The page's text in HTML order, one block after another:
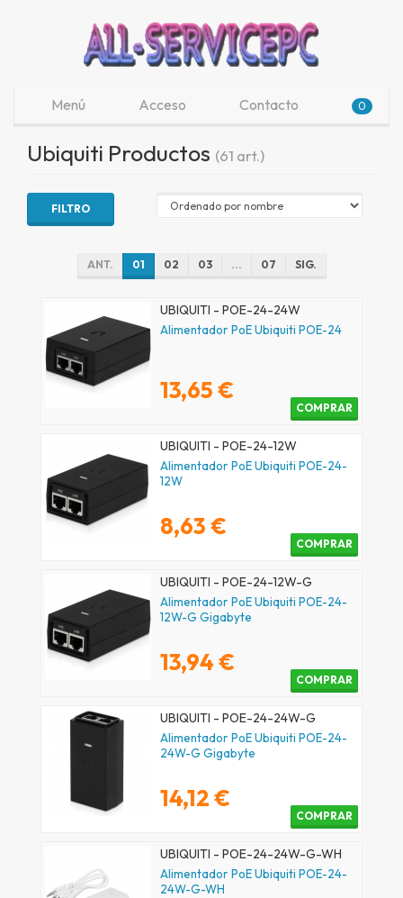
Menú Acceso Contacto 0
Ubiquiti Productos (61 art.)
FILTRO
ANT. 01 02 03 ... 07 SIG.
UBIQUITI - POE-24-24W
Alimentador PoE Ubiquiti POE-24
13,65 €
COMPRAR
UBIQUITI - POE-24-12W
Alimentador PoE Ubiquiti POE-24-
12W
8,63 €
COMPRAR
UBIQUITI - POE-24-12W-G
Alimentador PoE Ubiquiti POE-24-
12W-G Gigabyte
13,94 €
COMPRAR
UBIQUITI - POE-24-24W-G
Alimentador PoE Ubiquiti POE-24-
24W-G Gigabyte
14,12 €
COMPRAR
UBIQUITI - POE-24-24W-G-WH
Alimentador PoE Ubiquiti POE-24-
24W-G-WH